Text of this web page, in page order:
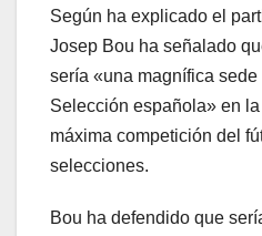
Según ha explicado el
Josep Bou ha señalado
sería «una magnífica
Selección española» en
máxima competición del
selecciones.
Bou ha defendido que